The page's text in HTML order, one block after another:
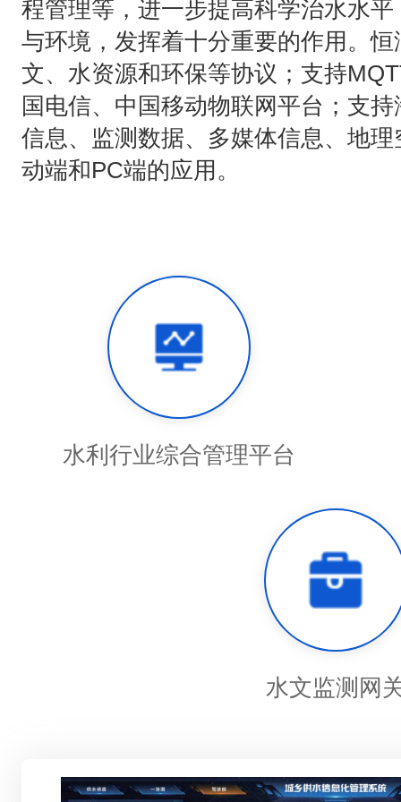
程管理等，进一步提高科学治水水
与环境，发挥着十分重要的作用。
文、水资源和环保等协议；支持
国电信、中国移动物联网平台；支
信息、监测数据、多媒体信息、地
动端和PC端的应用。
水利行业综合管理平台
水文监测网